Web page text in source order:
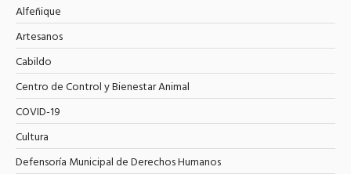
Alfeñique
Artesanos
Cabildo
Centro de Control y Bienestar Animal
COVID-19
Cultura
Defensoría Municipal de Derechos Humanos